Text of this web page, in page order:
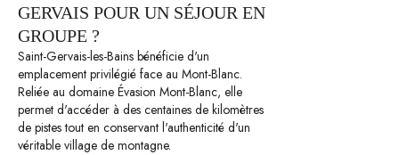
GERVAIS POUR UN SÉJOUR EN
GROUPE ?
Saint-Gervais-les-Bains bénéficie d'un
emplacement privilégié face au Mont-Blanc.
Reliée au domaine Évasion Mont-Blanc, elle
permet d'accéder à des centaines de kilomètres
de pistes tout en conservant l'authenticité d'un
véritable village de montagne.